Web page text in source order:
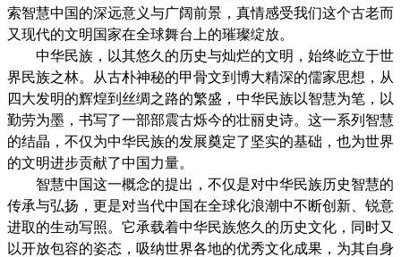
索智慧中国的深远意义与广阔前景，真情感受我们这个古老而
又现代的文明国家在全球舞台上的璀璨绽放。
中华民族，以其悠久的历史与灿烂的文明，始终屹立于世
界民族之林。从古朴神秘的甲骨文到博大精深的儒家思想，从
四大发明的辉煌到丝绸之路的繁盛，中华民族以智慧为笔，以
勤劳为墨，书写了一部部震古烁今的壮丽史诗。这一系列智慧
的结晶，不仅为中华民族的发展奠定了坚实的基础，也为世界
的文明进步贡献了中国力量。
智慧中国这一概念的提出，不仅是对中华民族历史智慧的
传承与弘扬，更是对当代中国在全球化浪潮中不断创新、锐意
进取的生动写照。它承载着中华民族悠久的历史文化，同时又
以开放包容的姿态，吸纳世界各地的优秀文化成果，为其自身